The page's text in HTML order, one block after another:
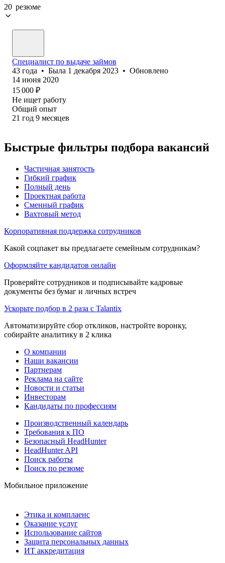
20 резюме
Специалист по выдаче займов
43 года • Была 1 декабря 2023 • Обновлено
14 июня 2020
15 000 ₽
Не ищет работу
Общий опыт
21 год 9 месяцев
Быстрые фильтры подбора вакансий
Частичная занятость
Гибкий график
Полный день
Проектная работа
Сменный график
Вахтовый метод
Корпоративная поддержка сотрудников
Какой соцпакет вы предлагаете семейным сотрудникам?
Оформляйте кандидатов онлайн
Проверяйте сотрудников и подписывайте кадровые
документы без бумаг и личных встреч
Ускорьте подбор в 2 раза с Talantix
Автоматизируйте сбор откликов, настройте воронку,
собирайте аналитику в 2 клика
О компании
Наши вакансии
Партнерам
Реклама на сайте
Новости и статьи
Инвесторам
Кандидаты по профессиям
Производственный календарь
Требования к ПО
Безопасный HeadHunter
HeadHunter API
Поиск работы
Поиск по резюме
Мобильное приложение
Этика и комплаенс
Оказание услуг
Использование сайтов
Защита персональных данных
ИТ аккредитация